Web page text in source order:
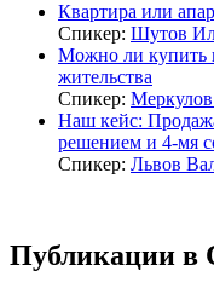
Квартира или
Спикер: Шутов
Можно ли купить
жительства
Спикер:
Наш кейс:
решением и 4-мя
Спикер: Львов
Публикации